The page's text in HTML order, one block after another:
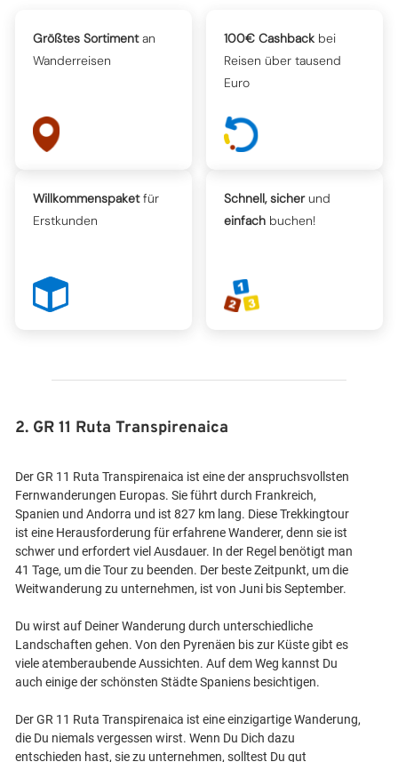
Größtes Sortimentan
Wanderreisen
100€ Cashback bei
Reisen über tausend
Euro
Willkommenspaketfür
Erstkunden
Schnell, sicherund
einfach buchen!
2. GR 11 Ruta Transpirenaica
Der GR 11 Ruta Transpirenaica ist eine der anspruchsvollsten
Fernwanderungen Europas. Sie führt durch Frankreich,
Spanien und Andorra und ist 827 km lang. Diese Trekkingtour
ist eine Herausforderung für erfahrene Wanderer, denn sie ist
schwer und erfordert viel Ausdauer. In der Regel benötigt man
41 Tage, um die Tour zu beenden. Der beste Zeitpunkt, um die
Weitwanderung zu unternehmen, ist von Juni bis September.
Du wirst auf Deiner Wanderung durch unterschiedliche
Landschaften gehen. Von den Pyrenäen bis zur Küste gibt es
viele atemberaubende Aussichten. Auf dem Weg kannst Du
auch einige der schönsten Städte Spaniens besichtigen.
Der GR 11 Ruta Transpirenaica ist eine einzigartige Wanderung,
die Du niemals vergessen wirst. Wenn Du Dich dazu
entschieden hast, sie zu unternehmen, solltest Du gut